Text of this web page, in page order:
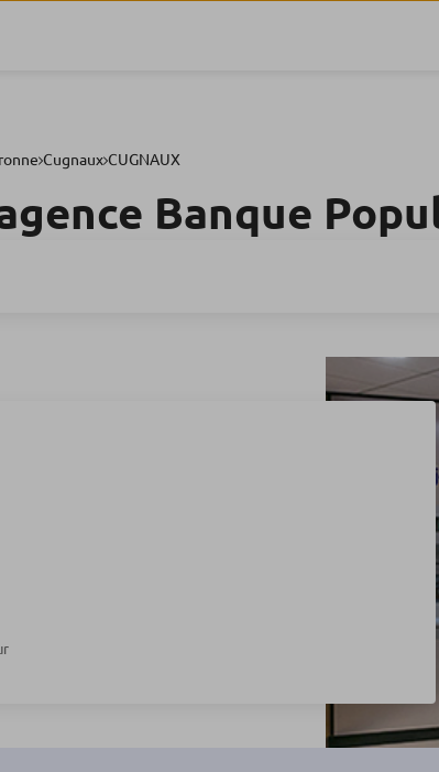
Cugnaux CUGNAUX
Banque